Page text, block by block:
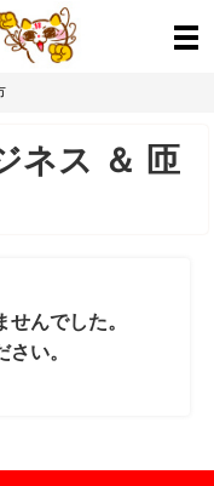
ネス ＆ 匝
んでした。
い。